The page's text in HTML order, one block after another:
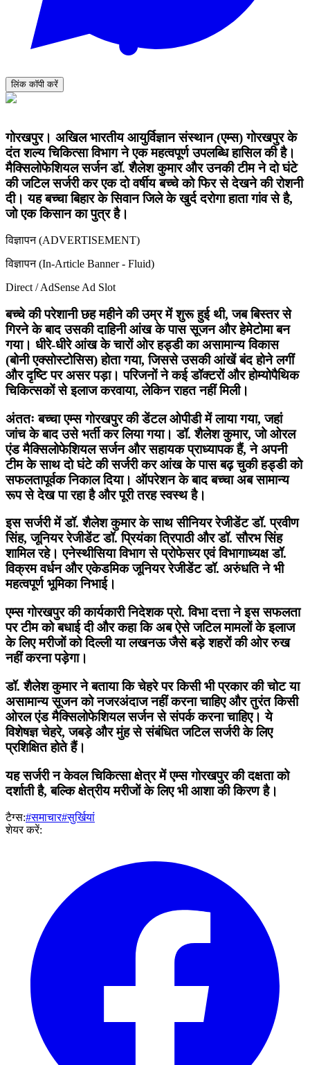
लिंक कॉपी करें
गोरखपुर। अखिल भारतीय आयुर्विज्ञान संस्थान (एम्स) गोरखपुर के
दंत शल्य चिकित्सा विभाग ने एक महत्वपूर्ण उपलब्धि हासिल की है।
मैक्सिलोफेशियल सर्जन डॉ. शैलेश कुमार और उनकी टीम ने दो घंटे
की जटिल सर्जरी कर एक दो वर्षीय बच्चे को फिर से देखने की रोशनी
दी। यह बच्चा बिहार के सिवान जिले के खुर्द दरोगा हाता गांव से है,
जो एक किसान का पुत्र है।
विज्ञापन (ADVERTISEMENT)
विज्ञापन (In-Article Banner - Fluid)
Direct / AdSense Ad Slot
बच्चे की परेशानी छह महीने की उम्र में शुरू हुई थी, जब बिस्तर से
गिरने के बाद उसकी दाहिनी आंख के पास सूजन और हेमेटोमा बन
गया। धीरे-धीरे आंख के चारों ओर हड्डी का असामान्य विकास
(बोनी एक्सोस्टोसिस) होता गया, जिससे उसकी आंखें बंद होने लगीं
और दृष्टि पर असर पड़ा। परिजनों ने कई डॉक्टरों और होम्योपैथिक
चिकित्सकों से इलाज करवाया, लेकिन राहत नहीं मिली।
अंततः बच्चा एम्स गोरखपुर की डेंटल ओपीडी में लाया गया, जहां
जांच के बाद उसे भर्ती कर लिया गया। डॉ. शैलेश कुमार, जो ओरल
एंड मैक्सिलोफेशियल सर्जन और सहायक प्राध्यापक हैं, ने अपनी
टीम के साथ दो घंटे की सर्जरी कर आंख के पास बढ़ चुकी हड्डी को
सफलतापूर्वक निकाल दिया। ऑपरेशन के बाद बच्चा अब सामान्य
रूप से देख पा रहा है और पूरी तरह स्वस्थ है।
इस सर्जरी में डॉ. शैलेश कुमार के साथ सीनियर रेजीडेंट डॉ. प्रवीण
सिंह, जूनियर रेजीडेंट डॉ. प्रियंका त्रिपाठी और डॉ. सौरभ सिंह
शामिल रहे। एनेस्थीसिया विभाग से प्रोफेसर एवं विभागाध्यक्ष डॉ.
विक्रम वर्धन और एकेडमिक जूनियर रेजीडेंट डॉ. अरुंधति ने भी
महत्वपूर्ण भूमिका निभाई।
एम्स गोरखपुर की कार्यकारी निदेशक प्रो. विभा दत्ता ने इस सफलता
पर टीम को बधाई दी और कहा कि अब ऐसे जटिल मामलों के इलाज
के लिए मरीजों को दिल्ली या लखनऊ जैसे बड़े शहरों की ओर रुख
नहीं करना पड़ेगा।
डॉ. शैलेश कुमार ने बताया कि चेहरे पर किसी भी प्रकार की चोट या
असामान्य सूजन को नजरअंदाज नहीं करना चाहिए और तुरंत किसी
ओरल एंड मैक्सिलोफेशियल सर्जन से संपर्क करना चाहिए। ये
विशेषज्ञ चेहरे, जबड़े और मुंह से संबंधित जटिल सर्जरी के लिए
प्रशिक्षित होते हैं।
यह सर्जरी न केवल चिकित्सा क्षेत्र में एम्स गोरखपुर की दक्षता को
दर्शाती है, बल्कि क्षेत्रीय मरीजों के लिए भी आशा की किरण है।
टैग्स:#समाचार#सुर्खियां
शेयर करें: